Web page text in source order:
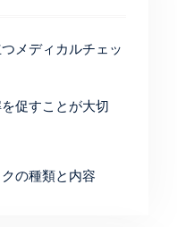
メディカルチェッ
促すことが大切
の種類と内容